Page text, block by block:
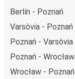
Berlín - Poznań
Varsòvia - Poznań
Poznań - Varsòvia
Poznań - Wrocław
Wrocław - Poznań